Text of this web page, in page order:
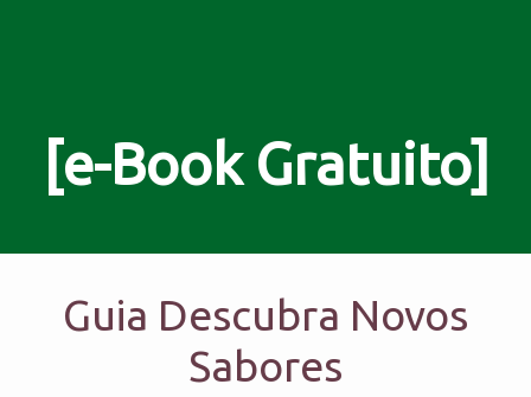
[e-Book Gratuito]
Guia Descubra Novos
Sabores